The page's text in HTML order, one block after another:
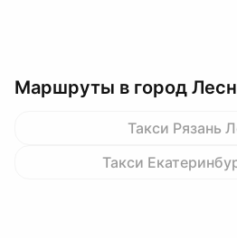
Маршруты в город
Такси Рязань
Такси